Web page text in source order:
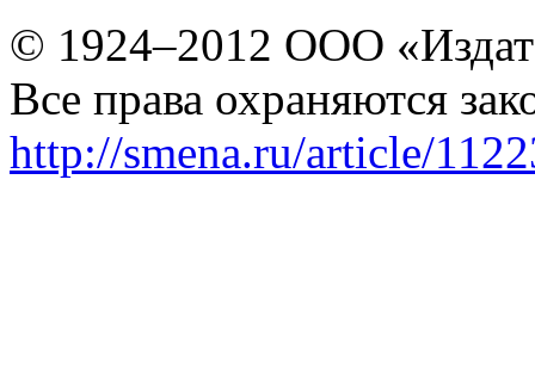
© 1924–2012 ООО
Все права охраняются
http://smena.ru/article/